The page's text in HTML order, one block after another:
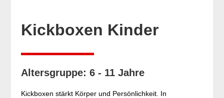
Kickboxen Kinder
Altersgruppe: 6 - 11 Jahre
Kickboxen stärkt Körper und Persönlichkeit. In